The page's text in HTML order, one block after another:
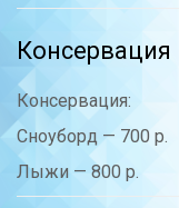
Консервация
Консервация:
Сноуборд — 700 р.
Лыжи — 800 р.